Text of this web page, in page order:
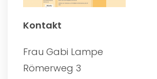
Kontakt
Frau Gabi Lampe
Römerweg 3